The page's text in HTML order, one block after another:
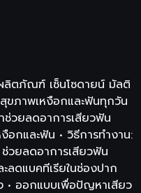
ลิตภัณฑ์ เซ็นโซดายน์ มัลติ
ขภาพเหงือกและฟันทุกวัน
วยลดอาการเสียวฟัน
กและฟัน • วิธีการทำงาน:
วยลดอาการเสียวฟัน
ดแบคทีเรียในช่องปาก
• ออกแบบเพื่อปัญหาเสียว